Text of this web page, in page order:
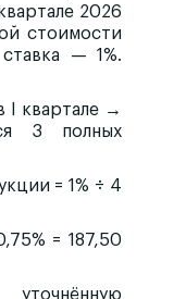
квартале 2026
стоимости
— 1%.
I квартале →
3 полных
= 1% ÷ 4
= 187,50